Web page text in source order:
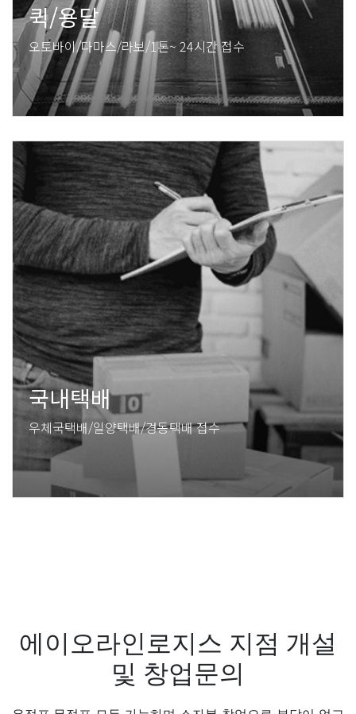
퀵/용달
오토바이/다마스/라보/1톤~ 24시간 접수
국내택배
우체국택배/일양택배/경동택배 접수
에이오라인로지스 지점 개설
및 창업문의